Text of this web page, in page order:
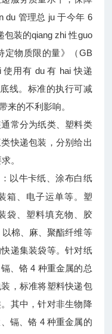
du 管理总 ju 于今年 6
包装的qiang zhi 性guo
物质限的量》（GB
用有 du 有 hai 快递
线。标准的执行可减
来的不利影响。
常分为纸类、塑料类
快递包装，分别给出
。
以牛卡纸、涂布白纸
箱、电子运单等。塑
袋、塑料填充物、胶
棉、麻、聚酯纤维等
递集装袋等。针对纸
、铬 4 种重金属的总
，标准将塑料快递包
其中，针对非生物降
镉、铬 4 种重金属的